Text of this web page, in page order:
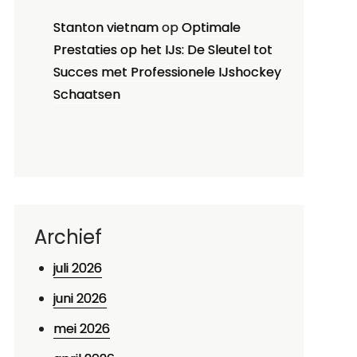
Stanton vietnamopOptimale
Prestaties op het IJs: De Sleutel tot
Succes met Professionele IJshockey
Schaatsen
Archief
juli 2026
juni 2026
mei 2026